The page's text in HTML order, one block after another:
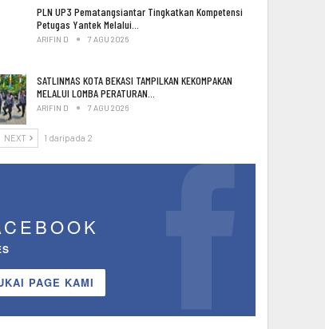
PLN UP3 Pematangsiantar Tingkatkan Kompetensi
Petugas Yantek Melalui…
ARIFIN D 7 AGU 2026
SATLINMAS KOTA BEKASI TAMPILKAN KEKOMPAKAN
MELALUI LOMBA PERATURAN…
ARIFIN D 7 AGU 2026
NEXT 1 daripada 2
PAGE KAMI